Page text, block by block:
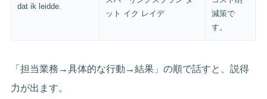
dat ik leidde.
ット イク レイデ
減策で
す。
「担当業務→具体的な行動→結果」の順で話すと、説得
力が出ます。